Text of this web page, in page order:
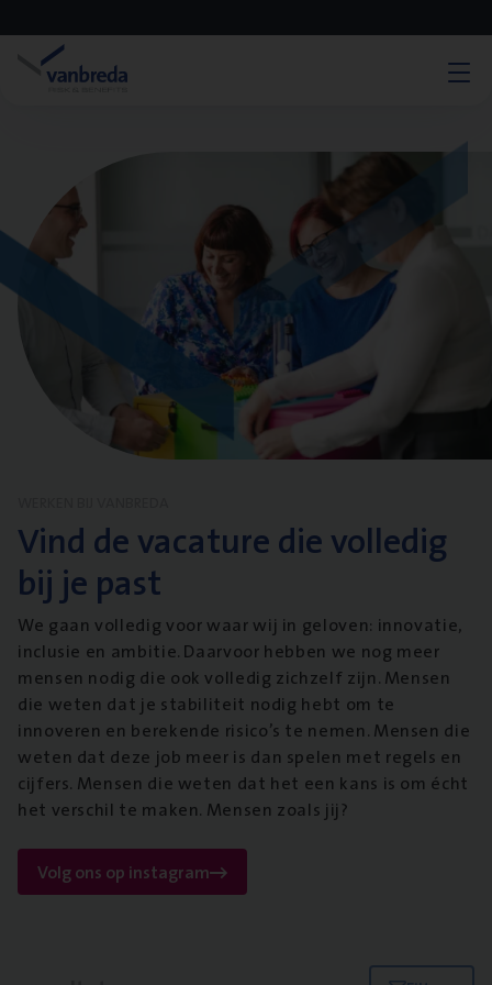
Vind de vacature die volledig
bij je past
We gaan volledig voor waar wij in geloven: innovatie,
inclusie en ambitie. Daarvoor hebben we nog meer
mensen nodig die ook volledig zichzelf zijn. Mensen
die weten dat je stabiliteit nodig hebt om te
innoveren en berekende risico’s te nemen. Mensen die
weten dat deze job meer is dan spelen met regels en
cijfers. Mensen die weten dat het een kans is om écht
het verschil te maken. Mensen zoals jij?
Volg ons op instagram